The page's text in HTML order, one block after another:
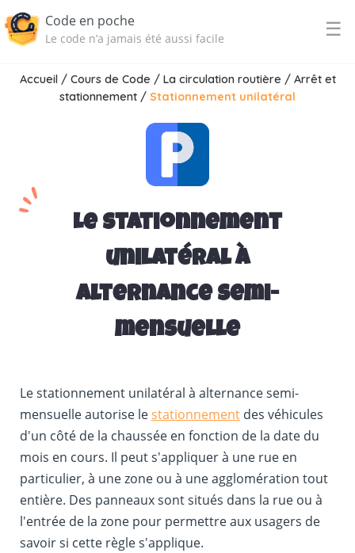
Code en poche
Le code n’a jamais été aussi facile ☰
Accueil/ Cours de Code / La circulation routière / Arrêt et
stationnement / Stationnement unilatéral
Le stationnement
unilatéral à
alternance semi-
mensuelle
Le stationnement unilatéral à alternance semi-
mensuelle autorise lestationnementdes véhicules
d'un côté de la chaussée en fonction de la date du
mois en cours. Il peut s'appliquer à une rue en
particulier, à une zone ou à une agglomération tout
entière. Des panneaux sont situés dans la rue ou à
l'entrée de la zone pour permettre aux usagers de
savoir si cette règle s'applique.